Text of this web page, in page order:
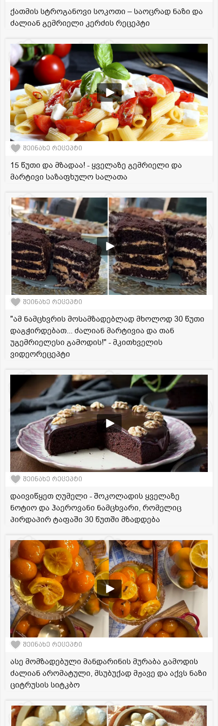
ქათმის სტროგანოვი სოკოთი – საოცრად ნაზი და
ძალიან გემრიელი კერძის რეცეპტი
შეინახე რეცეპტი
15 წუთი და მზადაა! - ყველაზე გემრიელი და
მარტივი საზაფხულო სალათა
შეინახე რეცეპტი
"ამ ნამცხვრის მოსამზადებლად მხოლოდ 30 წუთი
დაგჭირდებათ... ძალიან მარტივია და თან
უგემრიელესი გამოდის!" - მკითხველის
ვიდეორეცეპტი
შეინახე რეცეპტი
დაივიწყეთ ღუმელი - შოკოლადის ყველაზე
ნოტიო და ჰაეროვანი ნამცხვარი, რომელიც
პირდაპირ ტაფაში 30 წუთში მზადდება
შეინახე რეცეპტი
ასე მომზადებული მანდარინის მურაბა გამოდის
ძალიან არომატული, მსუბუქად მჟავე და აქვს ნაზი
ციტრუსის სიტკბო